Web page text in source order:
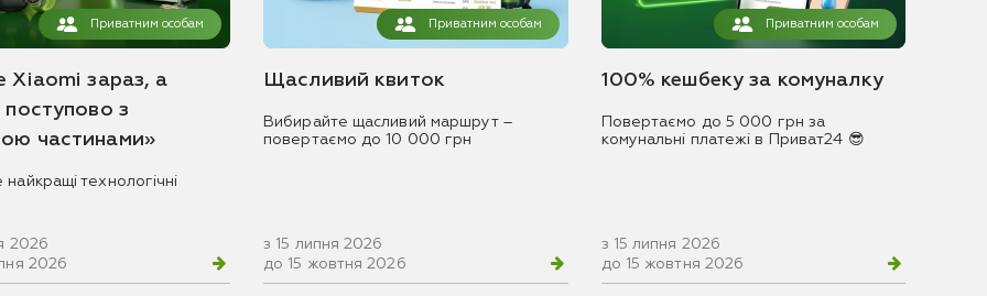
Приватним особам
Xiaomi зараз, а
поступово з
частинами»
технологічні
2026
2026
Приватним особам
Щасливий квиток
Вибирайте щасливий маршрут –
повертаємо до 10 000 грн
з 15 липня 2026
до 15 жовтня 2026
Приватним особам
100% кешбеку за комуналку
Повертаємо до 5 000 грн за
комунальні платежі в Приват24 😎
з 15 липня 2026
до 15 жовтня 2026